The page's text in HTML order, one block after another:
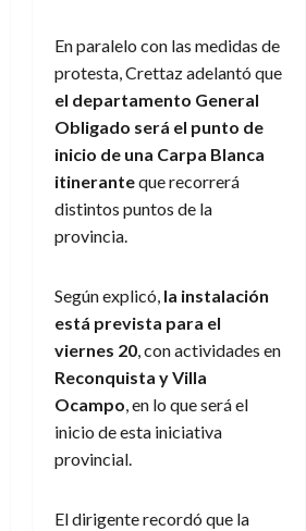
En paralelo con las medidas de
protesta, Crettaz adelantó que
el departamento General
Obligado será el punto de
inicio de una Carpa Blanca
itineranteque recorrerá
distintos puntos de la
provincia.
Según explicó, la instalación
está prevista para el
viernes 20, con actividades en
Reconquista y Villa
Ocampo, en lo que será el
inicio de esta iniciativa
provincial.
El dirigente recordó que la